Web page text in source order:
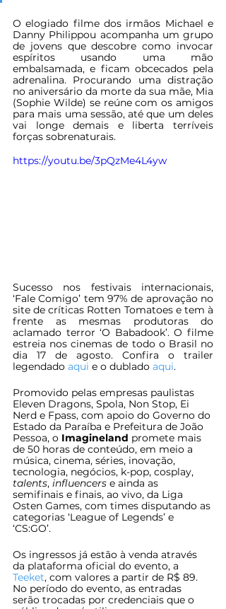
O elogiado filme dos irmãos Michael e
Danny Philippou acompanha um grupo
de jovens que descobre como invocar
espíritos usando uma mão
embalsamada, e ficam obcecados pela
adrenalina. Procurando uma distração
no aniversário da morte da sua mãe, Mia
(Sophie Wilde) se reúne com os amigos
para mais uma sessão, até que um deles
vai longe demais e liberta terríveis
forças sobrenaturais.
https://youtu.be/3pQzMe4L4yw
Sucesso nos festivais internacionais,
‘Fale Comigo’ tem 97% de aprovação no
site de críticas Rotten Tomatoes e tem à
frente as mesmas produtoras do
aclamado terror ‘O Babadook’. O filme
estreia nos cinemas de todo o Brasil no
dia 17 de agosto. Confira o trailer
legendado aqui e o dublado aqui.
Promovido pelas empresas paulistas
Eleven Dragons, Spola, Non Stop, Ei
Nerd e Fpass, com apoio do Governo do
Estado da Paraíba e Prefeitura de João
Pessoa, o Imagineland promete mais
de 50 horas de conteúdo, em meio a
música, cinema, séries, inovação,
tecnologia, negócios, k-pop, cosplay,
talents, influencers e ainda as
semifinais e finais, ao vivo, da Liga
Osten Games, com times disputando as
categorias ‘League of Legends’ e
‘CS:GO’.
Os ingressos já estão à venda através
da plataforma oficial do evento, a
Teeket, com valores a partir de R$ 89.
No período do evento, as entradas
serão trocadas por credenciais que o